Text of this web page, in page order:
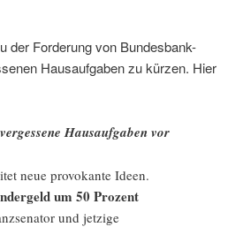
der Forderung von Bundesbank-
Hausaufgaben zu kürzen. Hier
Hausaufgaben vor
neue provokante Ideen.
um 50 Prozent
und jetzige